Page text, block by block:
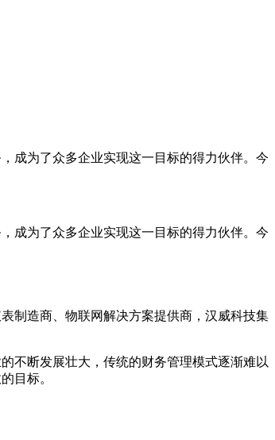
成为了众多企业实现这一目标的得力伙伴。今
成为了众多企业实现这一目标的得力伙伴。今
制造商、物联网解决方案提供商，汉威科技集
不断发展壮大，传统的财务管理模式逐渐难以
目标。